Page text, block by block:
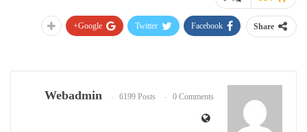
Share
Facebook
Twitter
Google+
Webadmin 6199 Posts 0 Comments